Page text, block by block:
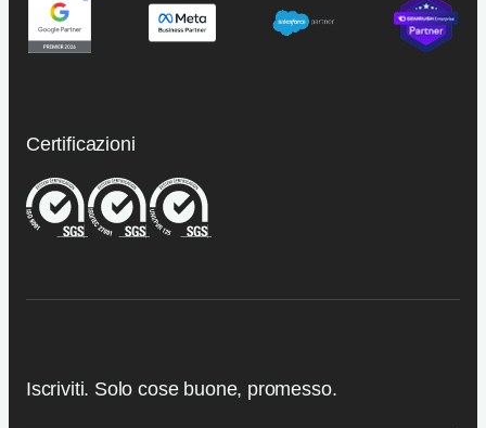
Certificazioni
Iscriviti. Solo cose buone, promesso.